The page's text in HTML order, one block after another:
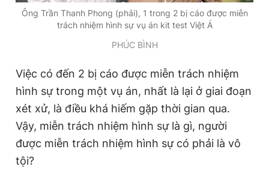
Phó tổng biên tập: Trần Việt Hưng
Tổng thư ký tòa soạn: Đức Trung
Giấy phép xuất bản số 110/GP - BTTTT cấp ngày 24.3.2020
© 2003-2026 Bản quyền thuộc về Báo Thanh Niên. Cấm sao
bản. Phát triển bởi ePi Technologies, JSC.
Ông Trần Thanh Phong (phải), 1 trong 2 bị cáo được miễn
trách nhiệm hình sự vụ án kit test Việt Á
PHÚC BÌNH
Việc có đến 2 bị cáo được miễn trách nhiệm
hình sự trong một vụ án, nhất là lại ở giai đoạn
xét xử, là điều khá hiếm gặp thời gian qua.
Vậy, miễn trách nhiệm hình sự là gì, người
được miễn trách nhiệm hình sự có phải là vô
tội?